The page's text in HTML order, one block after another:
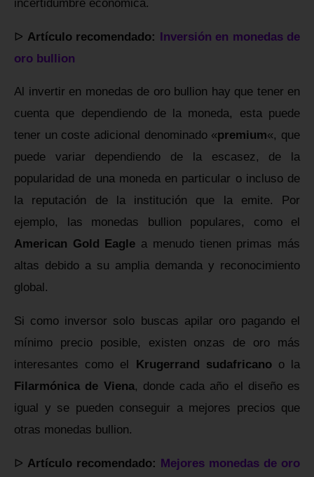
incertidumbre económica.
ᐅ Artículo recomendado: Inversión en monedas de
oro bullion
Al invertir en monedas de oro bullion hay que tener en
cuenta que dependiendo de la moneda, esta puede
tener un coste adicional denominado «premium«, que
puede variar dependiendo de la escasez, de la
popularidad de una moneda en particular o incluso de
la reputación de la institución que la emite. Por
ejemplo, las monedas bullion populares, como el
American Gold Eagle a menudo tienen primas más
altas debido a su amplia demanda y reconocimiento
global.
Si como inversor solo buscas apilar oro pagando el
mínimo precio posible, existen onzas de oro más
interesantes como el
Krugerrand sudafricanoo la
Filarmónica de Viena, donde cada año el diseño es
igual y se pueden conseguir a mejores precios que
otras monedas bullion.
ᐅ Artículo recomendado: Mejores monedas de oro